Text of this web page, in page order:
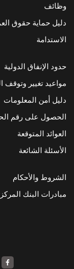
وظائف
دليل حماية حقوق
الاستدامة
حدود الإنفاق الدولية
مواعيد تغيير وتوقف
دليل أمن المعلومات
الحصول على رقم
العوائد المتوقعة
الأسئلة الشائعة
الشروط والأحكام
مبادرات البنك